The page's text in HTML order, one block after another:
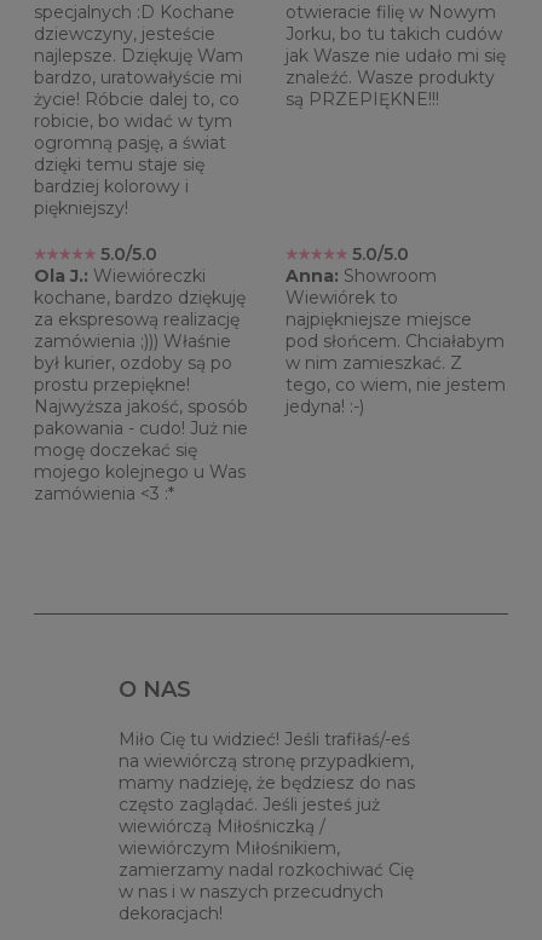
specjalnych :D Kochane
dziewczyny, jesteście
najlepsze. Dziękuję Wam
bardzo, uratowałyście mi
życie! Róbcie dalej to, co
robicie, bo widać w tym
ogromną pasję, a świat
dzięki temu staje się
bardziej kolorowy i
piękniejszy!
otwieracie filię w Nowym
Jorku, bo tu takich cudów
jak Wasze nie udało mi się
znaleźć. Wasze produkty
są PRZEPIĘKNE!!!
5.0/5.0
Ola J.: Wiewióreczki
kochane, bardzo dziękuję
za ekspresową realizację
zamówienia ;))) Właśnie
był kurier, ozdoby są po
prostu przepiękne!
Najwyższa jakość, sposób
pakowania - cudo! Już nie
mogę doczekać się
mojego kolejnego u Was
zamówienia <3 :*
5.0/5.0
Anna: Showroom
Wiewiórek to
najpiękniejsze miejsce
pod słońcem. Chciałabym
w nim zamieszkać. Z
tego, co wiem, nie jestem
jedyna! :-)
O NAS
Miło Cię tu widzieć! Jeśli trafiłaś/-eś
na wiewiórczą stronę przypadkiem,
mamy nadzieję, że będziesz do nas
często zaglądać. Jeśli jesteś już
wiewiórczą Miłośniczką /
wiewiórczym Miłośnikiem,
zamierzamy nadal rozkochiwać Cię
w nas i w naszych przecudnych
dekoracjach!